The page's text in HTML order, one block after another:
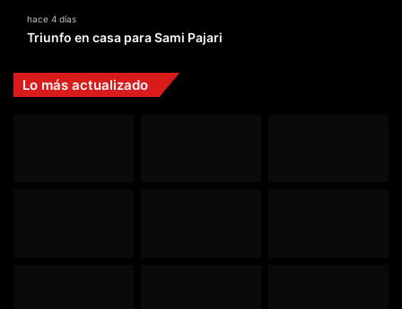
hace 4 días
Triunfo en casa para Sami Pajari
Lo más actualizado